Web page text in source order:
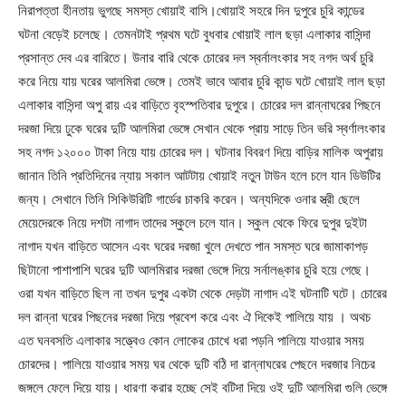
নিরাপত্তা হীনতায় ভুগছে সমস্ত খোয়াই বাসি।খোয়াই সহরে দিন দুপুরে চুরি কান্ডের
ঘটনা বেড়েই চলেছে। তেমনটাই প্রথম ঘটে বুধবার খোয়াই লাল ছড়া এলাকার বাসিন্দা
প্রসান্ত দেব এর বারিতে। উনার বারি থেকে চোরের দল স্বর্নালংকার সহ নগদ অর্থ চুরি
করে নিয়ে যায় ঘরের আলমিরা ভেঙ্গে। তেমই ভাবে আবার চুরি কান্ড ঘটে খোয়াই লাল ছড়া
এলাকার বাসিন্দা অপু রায় এর বাড়িতে বৃহস্পতিবার দুপুরে। চোরের দল রান্নাঘরের পিছনে
দরজা দিয়ে ঢুকে ঘরের দুটি আলমিরা ভেঙ্গে সেখান থেকে প্রায় সাড়ে তিন ভরি স্বর্ণালংকার
সহ নগদ ১২০০০ টাকা নিয়ে যায় চোরের দল। ঘটনার বিবরণ দিয়ে বাড়ির মালিক অপুরায়
জানান তিনি প্রতিদিনের ন্যায় সকাল আটটায় খোয়াই নতুন টাউন হলে চলে যান ডিউটির
জন্য। সেখানে তিনি সিকিউরিটি গার্ডের চাকরি করেন। অন্যদিকে ওনার স্ত্রী ছেলে
মেয়েদেরকে নিয়ে দশটা নাগাদ তাদের স্কুলে চলে যান। স্কুল থেকে ফিরে দুপুর দুইটা
নাগাদ যখন বাড়িতে আসেন এবং ঘরের দরজা খুলে দেখতে পান সমস্ত ঘরে জামাকাপড়
ছিটানো পাশাপাশি ঘরের দুটি আলমিরার দরজা ভেঙ্গে দিয়ে সর্নালঙ্কার চুরি হয়ে গেছে।
ওরা যখন বাড়িতে ছিল না তখন দুপুর একটা থেকে দেড়টা নাগাদ এই ঘটনাটি ঘটে। চোরের
দল রান্না ঘরের পিছনের দরজা দিয়ে প্রবেশ করে এবং ঐ দিকেই পালিয়ে যায় । অথচ
এত ঘনবসতি এলাকার সত্ত্বেও কোন লোকের চোখে ধরা পড়নি পালিয়ে যাওয়ার সময়
চোরদের। পালিয়ে যাওয়ার সময় ঘর থেকে দুটি বঠি দা রান্নাঘরের পেছনে দরজার নিচের
জঙ্গলে ফেলে দিয়ে যায়। ধারণা করার হচ্ছে সেই বটিদা দিয়ে ওই দুটি আলমিরা গুলি ভেঙ্গে